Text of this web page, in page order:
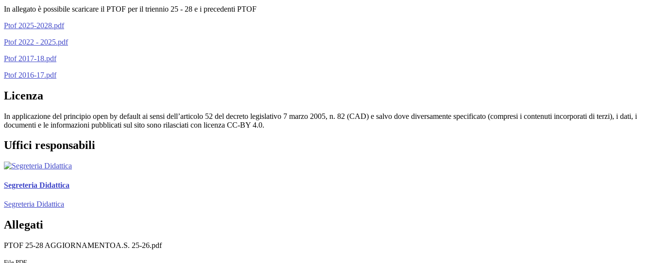
In allegato è possibile scaricare il PTOF per il triennio 25 - 28 e i precedenti PTOF
Ptof 2025-2028.pdf
Ptof 2022 - 2025.pdf
Ptof 2017-18.pdf
Ptof 2016-17.pdf
Licenza
In applicazione del principio open by default ai sensi dell’articolo 52 del decreto legislativo 7 marzo 2005, n. 82 (CAD) e salvo dove diversamente specificato (compresi i contenuti incorporati di terzi), i dati, i
documenti e le informazioni pubblicati sul sito sono rilasciati con licenza CC-BY 4.0.
Uffici responsabili
Segreteria Didattica
Segreteria Didattica
Allegati
PTOF 25-28 AGGIORNAMENTOA.S. 25-26.pdf